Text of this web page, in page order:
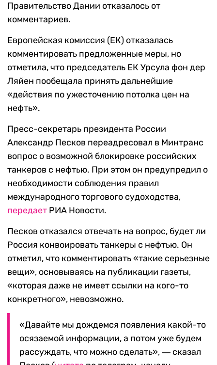
Правительство Дании отказалось от
комментариев.
Европейская комиссия (ЕК) отказалась
комментировать предложенные меры, но
отметила, что председатель ЕК Урсула фон дер
Ляйен пообещала принять дальнейшие
«действия по ужесточению потолка цен на
нефть».
Пресс-секретарь президента России
Александр Песков переадресовал в Минтранс
вопрос о возможной блокировке российских
танкеров с нефтью. При этом он предупредил о
необходимости соблюдения правил
международного торгового судоходства,
передает РИА Новости.
Песков отказался отвечать на вопрос, будет ли
Россия конвоировать танкеры с нефтью. Он
отметил, что комментировать «такие серьезные
вещи», основываясь на публикации газеты,
«которая даже не имеет ссылки на кого-то
конкретного», невозможно.
«Давайте мы дождемся появления какой-то
осязаемой информации, а потом уже будем
рассуждать, что можно сделать», ― сказал